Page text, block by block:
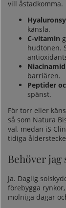
vill åstadkomma.
känsla.
C-vitamin
hudtonen.
Niacinamid
barriären.
Peptider
spänst.
För torr eller
så som Natura
val, medan iS
tidiga
Behöver jag
Ja. Daglig
förebygga
molniga dagar